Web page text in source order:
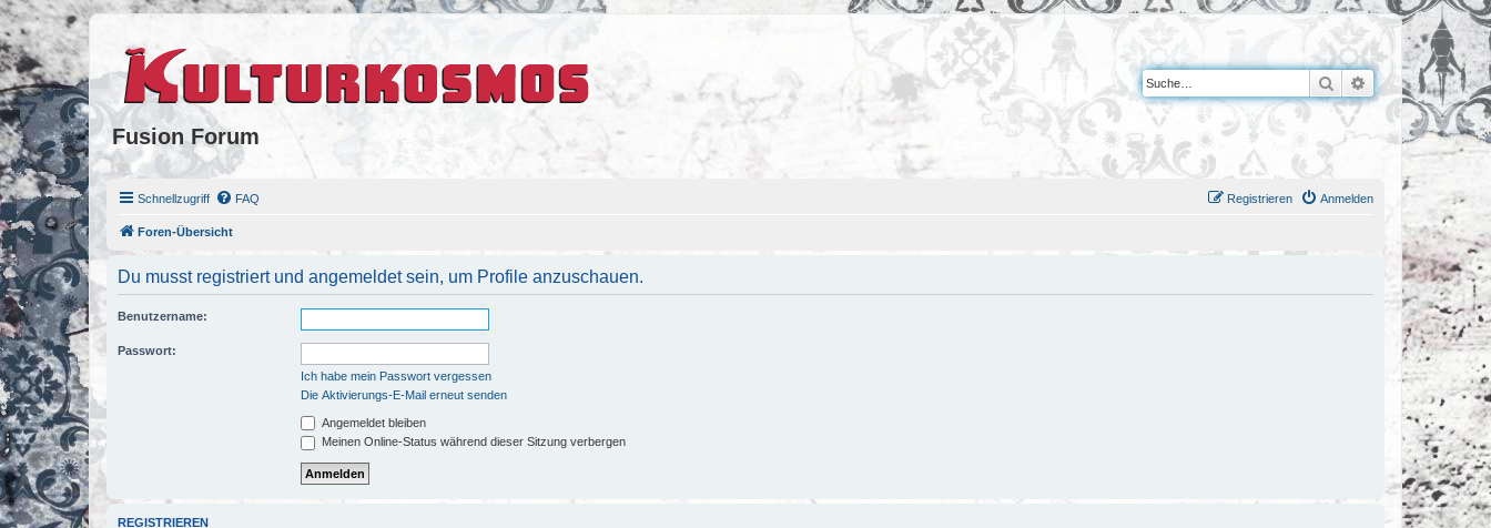
Fusion Forum
Suche Erweiterte Suche
Schnellzugriff FAQ Anmelden
Registrieren
Foren-Übersicht
Du musst registriert und angemeldet sein, um Profile anzuschauen.
Benutzername:
Passwort:
Ich habe mein Passwort vergessen
Die Aktivierungs-E-Mail erneut senden
Angemeldet bleiben
Meinen Online-Status während dieser Sitzung verbergen
REGISTRIEREN